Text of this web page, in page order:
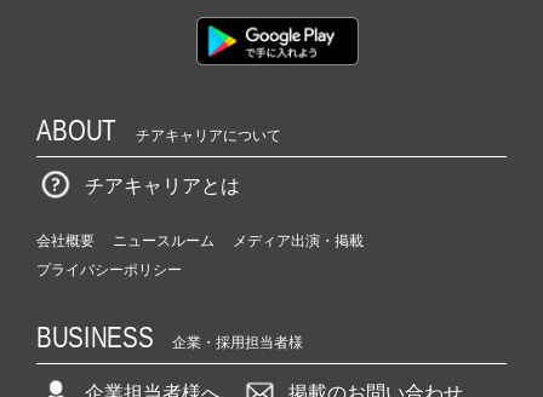
ABOUT チアキャリアについて
チアキャリアとは
会社概要 ニュースルーム
メディア出演・掲載
プライバシーポリシー
BUSINESS 企業・採用担当者様
企業担当者様へ 掲載のお問い合わせ